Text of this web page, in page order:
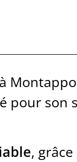
pour son
,